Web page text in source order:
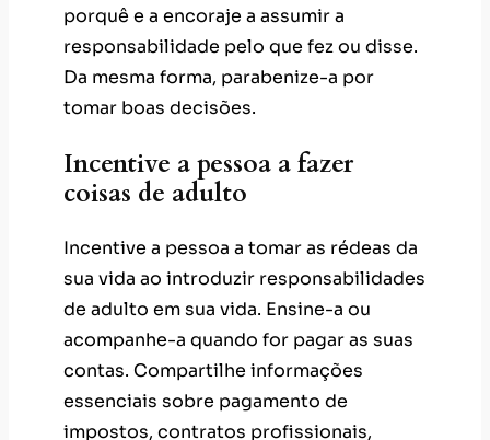
Incentive a pessoa a fazer
coisas de adulto
Incentive a pessoa a tomar as rédeas da
de adulto em sua vida. Ensine-a ou
acompanhe-a quando for pagar as suas
essenciais sobre pagamento de
impostos, contratos profissionais,
manutenção da casa, entre outros.
Faça isso aos poucos para que ela se
acostume com a vida de adulto e
perceba que não precisa ter medo.